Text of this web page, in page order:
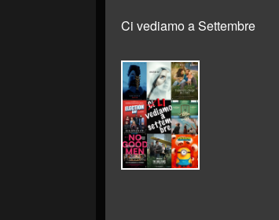
Ci vediamo a Settembre